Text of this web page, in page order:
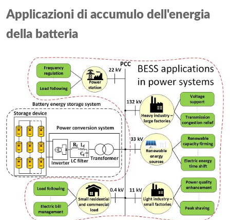
Applicazioni di accumulo dell'energia
della batteria